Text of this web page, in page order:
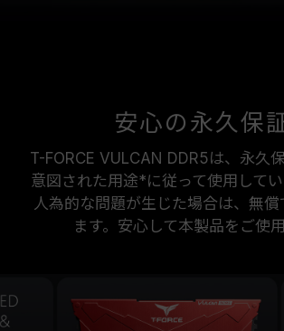
安心の永久保
T-FORCE VULCAN DDR5は、永久保
意図された用途*に従って使用して
人為的な問題が生じた場合は、無償
ます。安心して本製品をご使